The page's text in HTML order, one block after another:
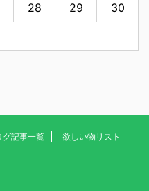
28 29 30
グ記事一覧 欲しい物リスト